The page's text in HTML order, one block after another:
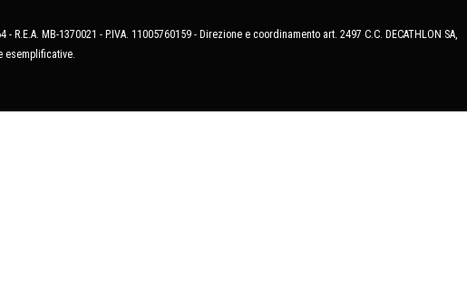
MB-1370021 - P.IVA. 11005760159 - Direzione e coordinamento art. 2497 C.C. DECATHLON SA,
esemplificative.